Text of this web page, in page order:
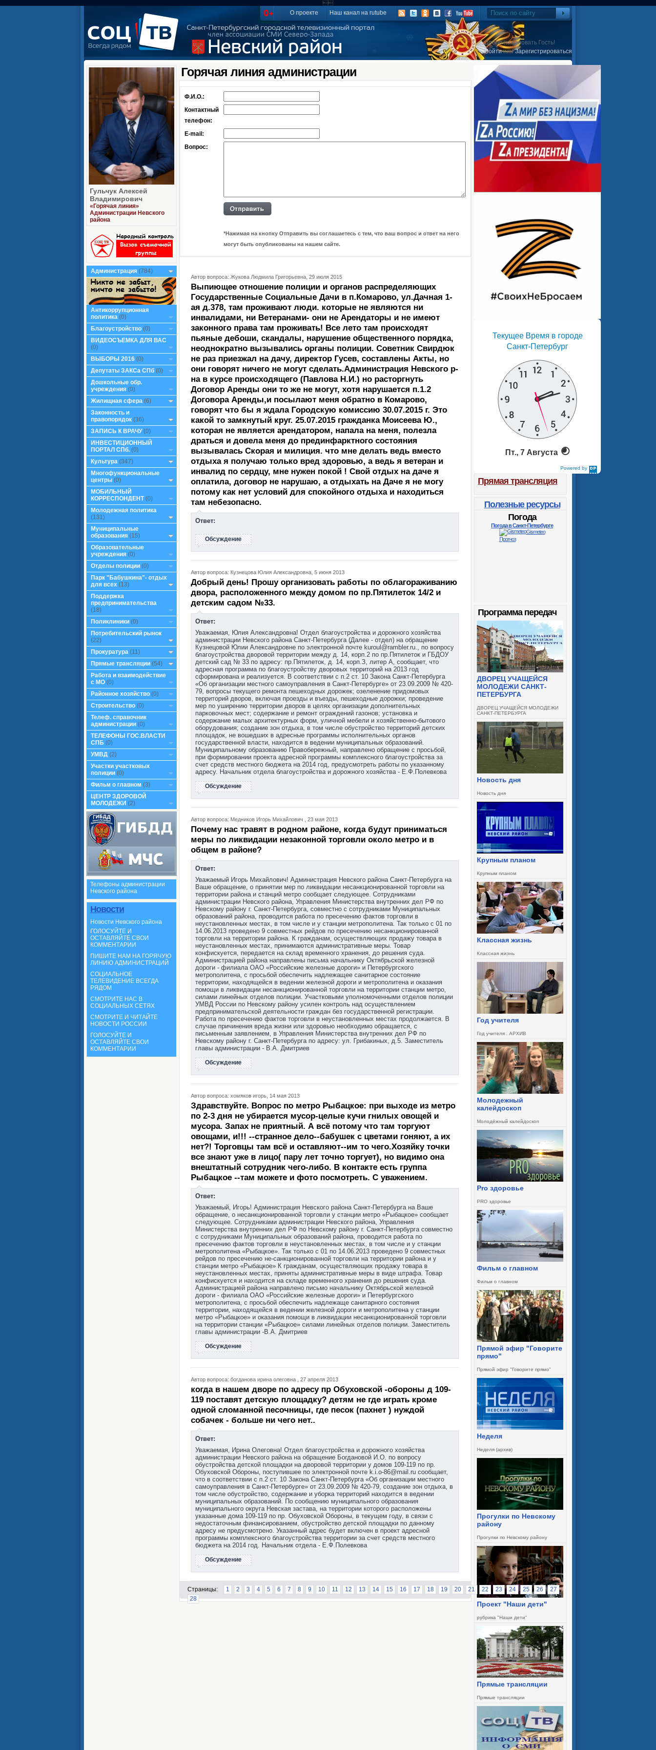

О проекте Наш канал на rutube
Добро пожаловать Гость!
ВойтиилиЗарегистрироваться
Гульчук Алексей
Владимирович
«Горячая линия»
Администрации Невского
района
Администрация (784)
Антикоррупционная
политика (0)
Благоустройство (0)
ВИДЕОСЪЕМКА ДЛЯ ВАС
(0)
ВЫБОРЫ 2016 (0)
Депутаты ЗАКСа СПб (0)
Дошкольные обр.
учреждения (0)
Жилищная сфера (6)
Законность и
правопорядок (36)
ЗАПИСЬ К ВРАЧУ(0)
ИНВЕСТИЦИОННЫЙ
ПОРТАЛ СПб. (0)
Культура (347)
Многофункциональные
центры (0)
МОБИЛЬНЫЙ
КОРРЕСПОНДЕНТ(0)
Молодежная политика
(131)
Муниципальные
образования (15)
Образовательные
учреждения (0)
Отделы полиции (0)
Парк "Бабушкина"- отдых
для всех (13)
Поддержка
предпринимательства
(18)
Поликлиники (0)
Потребительский рынок
(22)
Прокуратура (11)
Прямые трансляции (54)
Работа и взаимодействие
с МО (0)
Районное хозяйство (0)
Строительство (0)
Телеф. справочник
администрации (0)
ТЕЛЕФОНЫ ГОС.ВЛАСТИ
СПБ (0)
УМВД (2)
Участки участковых
полиции (0)
Фильм о главном (3)
ЦЕНТР ЗДОРОВОЙ
МОЛОДЕЖИ (2)
Телефоны администрации
Невского района
Новости
Новости Невского района
ГОЛОСУЙТЕ И
ОСТАВЛЯЙТЕ СВОИ
КОММЕНТАРИИ
ПИШИТЕ НАМ НА ГОРЯЧУЮ
ЛИНИЮ АДМИНИСТРАЦИЙ
СОЦИАЛЬНОЕ
ТЕЛЕВИДЕНИЕ ВСЕГДА
РЯДОМ
СМОТРИТЕ НАС В
СОЦИАЛЬНЫХ СЕТЯХ
СМОТРИТЕ И ЧИТАЙТЕ
НОВОСТИ РОССИИ
ГОЛОСУЙТЕ И
ОСТАВЛЯЙТЕ СВОИ
КОММЕНТАРИИ
Горячая линия администрации
Ф.И.О.:
Контактный
телефон:
E-mail:
Вопрос:
*Нажимая на кнопку Отправить вы соглашаетесь с тем, что ваш вопрос и ответ на него
могут быть опубликованы на нашем сайте.
Автор вопроса: Жукова Людмила Григорьевна, 29 июля 2015
Выпиющее отношение полиции и органов распределяющих
Государственные Социальные Дачи в п.Комарово, ул.Дачная 1-
ая д.378, там проживают люди. которые не являются ни
инвалидами, ни Ветеранами- они не Арендаторы и не имеют
законного права там проживать! Все лето там происходят
пьяные дебоши, скандалы, нарушение общественного порядка,
неоднократно вызывались органы полиции. Советник Свирдюк
не раз приезжал на дачу, директор Гусев, составлены Акты, но
они говорят ничего не могут сделать.Администрация Невского р-
на в курсе происходящего (Павлова Н.И.) но расторгнуть
Договор Аренды они то же не могут, хотя нарушается п.1.2
Договора Аренды,и посылают меня обратно в Комарово,
говорят что бы я ждала Городскую комиссию 30.07.2015 г. Это
какой то замкнутый круг. 25.07.2015 гражданка Моисеева Ю.,
которая не является арендатором, напала на меня, полезла
драться и довела меня до прединфарктного состояния
вызывалась Скорая и милиция. что мне делать ведь вместо
отдыха я получаю только вред здоровью, а ведь я ветеран и
инвалид по сердцу, мне нужен покой ! Свой отдых на даче я
оплатила, договор не нарушаю, а отдыхать на Даче я не могу
потому как нет условий для спокойного отдыха и находиться
там небезопасно.
Ответ:
Обсуждение
Автор вопроса: Кузнецова Юлия Александровна, 5 июня 2013
Добрый день! Прошу организовать работы по облагораживанию
двора, расположенного между домом по пр.Пятилеток 14/2 и
детским садом №33.
Ответ:
Уважаемая, Юлия Александровна! Отдел благоустройства и дорожного хозяйства
администрации Невского района Санкт-Петербурга (Далее - отдел) на обращение
Кузнецовой Юлии Александровне по электронной почте kuroul@rambler.ru., по вопросу
благоустройства дворовой территории между д. 14, корп.2 по пр.Пятилеток и ГБДОУ
детский сад № 33 по адресу: пр.Пятилеток, д. 14, корп.З, литер А, сообщает, что
адресная программа по благоустройству дворовых территорий на 2013 год
сформирована и реализуется. В соответствии с п.2 ст. 10 Закона Санкт-Петербурга
«Об организации местного самоуправления в Санкт-Петербурге» от 23.09.2009 № 420-
79, вопросы текущего ремонта пешеходных дорожек; озеленение придомовых
территорий дворов, включая проезды и въезды, пешеходные дорожки; проведение
мер по уширению территории дворов в целях организации дополнительных
парковочных мест; содержание и ремонт ограждений газонов; установка и
содержание малых архитектурных форм, уличной мебели и хозяйственно-бытового
оборудования; создание зон отдыха, в том числе обустройство территорий детских
площадок, не вошедших в адресные программы исполнительных органов
государственной власти, находится в ведении муниципальных образований.
Муниципальному образованию Правобережный, направлено обращение с просьбой,
при формировании проекта адресной программы комплексного благоустройства за
счет средств местного бюджета на 2014 год, предусмотреть работы по указанному
адресу. Начальник отдела благоустройства и дорожного хозяйства - Е.Ф.Полевкова
Обсуждение
Автор вопроса: Медников Игорь Михайлович , 23 мая 2013
Почему нас травят в родном районе, когда будут приниматься
меры по ликвидации незаконной торговли около метро и в
общем в районе?
Ответ:
Уважаемый Игорь Михайлович! Администрация Невского района Санкт-Петербурга на
Ваше обращение, о принятии мер по ликвидации несанкционированной торговли на
территории района и станций метро сообщает следующее. Сотрудниками
администрации Невского района, Управления Министерства внутренних дел РФ по
Невскому району г. Санкт-Петербурга, совместно с сотрудниками Муниципальных
образований района, проводится работа по пресечению фактов торговли в
неустановленных местах, в том числе и у станции метрополитена. Так только с 01 по
14.06.2013 проведено 9 совместных рейдов по пресечению несанкционированной
торговли на территории района. К гражданам, осуществляющих продажу товара в
неустановленных местах, принимаются административные меры. Товар
конфискуется, передается на склад временного хранения, до решения суда.
Администрацией района направлены письма начальнику Октябрьской железной
дороги - филиала ОАО «Российские железные дороги» и Петербургского
метрополитена, с просьбой обеспечить надлежащее санитарное состояние
территории, находящейся в ведении железной дороги и метрополитена и оказания
помощи в ликвидации несанкционированной торговли на территории станции метро,
силами линейных отделов полиции. Участковыми уполномоченными отделов полиции
УМВД России по Невскому району усилен контроль над осуществлением
предпринимательской деятельности граждан без государственной регистрации.
Работа по пресечению фактов торговли в неустановленных местах продолжается. В
случае причинения вреда жизни или здоровью необходимо обращается, с
письменным заявлением, в Управления Министерства внутренних дел РФ по
Невскому району г. Санкт-Петербурга по адресу: ул. Грибакиных, д.5. Заместитель
главы администрации - В.А. Дмитриев
Обсуждение
Автор вопроса: хомяков игорь, 14 мая 2013
Здравствуйте. Вопрос по метро Рыбацкое: при выходе из метро
по 2-3 дня не убирается мусор-целые кучи гнилых овощей и
мусора. Запах не приятный. А всё потому что там торгуют
овощами, и!!! --странное дело--бабушек с цветами гоняют, а их
нет?! Торговцы там всё и оставляют--им то чего.Хозяйку точки
все знают уже в лицо( пару лет точно торгует), но видимо она
внештатный сотрудник чего-либо. В контакте есть группа
Рыбацкое --там можете и фото посмотреть. С уважением.
Ответ:
Уважаемый, Игорь! Администрация Невского района Санкт-Петербурга на Ваше
обращение, о несанкционированной торговли у станции метро «Рыбацкое» сообщает
следующее. Сотрудниками администрации Невского района, Управления
Министерства внутренних дел РФ по Невскому району г. Санкт-Петербурга совместно
с сотрудниками Муниципальных образований района, проводится работа по
пресечению фактов торговли в неустановленных местах, в том числе и у станции
метрополитена «Рыбацкое». Так только с 01 по 14.06.2013 проведено 9 совместных
рейдов по пресечению не-санкционированной торговли на территории района и у
станции метро «Рыбацкое» К гражданам, осуществляющих продажу товара в
неустановленных местах, приняты административные меры в виде штрафа. Товар
конфискуется и находится на складе временного хранения до решения суда.
Администрацией района направлено письмо начальнику Октябрьской железной
дороги - филиала ОАО «Российские железные дороги» и Петербургского
метрополитена, с просьбой обеспечить надлежаще санитарного состояния
территории, находящейся в ведении железной дороги и метрополитена у станции
метро «Рыбацкое» и оказания помощи в ликвидации несанкционированной торговли
на территории станции «Рыбацкое» силами линейных отделов полиции. Заместитель
главы администрации -В.А. Дмитриев
Обсуждение
Автор вопроса: богданова ирина олеговна , 27 апреля 2013
когда в нашем дворе по адресу пр Обуховской -обороны д 109-
119 поставят детскую площадку? детям не где играть кроме
одной сломанной песочницы, где песок (пахнет ) нуждой
собачек - больше ни чего нет..
Ответ:
Уважаемая, Ирина Олеговна! Отдел благоустройства и дорожного хозяйства
администрации Невского района на обращение Богдановой И.О. по вопросу
обустройства детской площадки на дворовой территории у домов 109-119 по пр.
Обуховской Обороны, поступившее по электронной почте k.i.o-86@mail.ru сообщает,
что в соответствии с п.2 ст. 10 Закона Санкт-Петербурга «Об организации местного
самоуправления в Санкт-Петербурге» от 23.09.2009 № 420-79, создание зон отдыха, в
том числе обустройство, содержание и уборка территорий находится в ведении
муниципальных образований. По сообщению муниципального образования
муниципального округа Невская застава, на территории которого расположены
указанные дома 109-119 по пр. Обуховской Обороны, в текущем году, в связи с
недостаточным финансированием, обустройство детской площадки по данному
адресу не предусмотрено. Указанный адрес будет включен в проект адресной
программы комплексного благоустройства территории за счет средств местного
бюджета на 2014 год. Начальник отдела - Е.Ф.Полевкова
Обсуждение
Страницы: 1 2 3 4 5 6 7 8 9 10 11 12 13 14 15 16 17 18 19 20 21 22 23 24 25 26
27
28
Powered by
DaysPedia.com
Текущее Время в городе
Санкт-Петербург
Пт., 7 Августа
Прямая трансляция
Полезные ресурсы
Погода
Погода в Санкт-Петербурге
Gismeteo
Прогноз
Программа передач
ДВОРЕЦ УЧАЩЕЙСЯ
МОЛОДЕЖИ САНКТ-
ПЕТЕРБУРГА
ДВОРЕЦ УЧАЩЕЙСЯ МОЛОДЕЖИ
САНКТ-ПЕТЕРБУРГА
Новость дня
Новость дня
Крупным планом
Крупным планом
Классная жизнь
Классная жизнь
Год учителя
Год учителя . АРХИВ
Молодежный
калейдоскоп
Молодёжный калейдоскоп
Pro здоровье
PRO здоровье
Фильм о главном
Фильм о главном
Прямой эфир "Говорите
прямо"
Прямой эфир "Говорите прямо"
Неделя
Неделя (архив)
Прогулки по Невскому
району
Прогулки по Невскому району
Проект "Наши дети"
рубрика "Наши дети"
Прямые трансляции
Прямые трансляции